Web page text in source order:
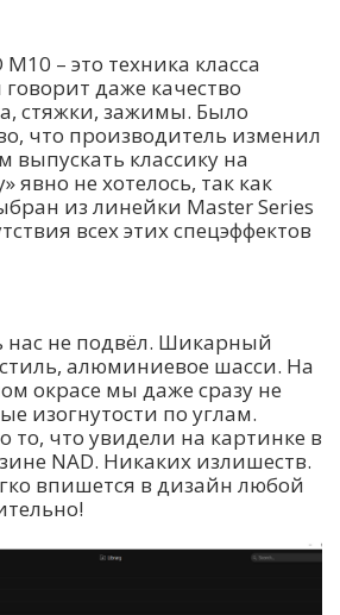
– это техника класса
даже качество
стяжки, зажимы. Было
что производитель изменил
классику на
явно не хотелось, так как
из линейки Master Series
всех этих спецэффектов
нас не подвёл. Шикарный
алюминиевое шасси. На
окрасе мы даже сразу не
изогнутости по углам.
что увидели на картинке в
NAD. Никаких излишеств.
впишется в дизайн любой